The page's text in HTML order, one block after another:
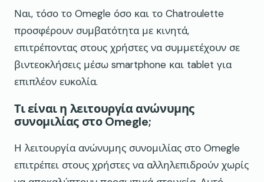
Ναι, τόσο το Omegle όσο και το Chatroulette
προσφέρουν συμβατότητα με κινητά,
επιτρέποντας στους χρήστες να συμμετέχουν σε
βιντεοκλήσεις μέσω smartphone και tablet για
επιπλέον ευκολία.
Τι είναι η λειτουργία ανώνυμης
συνομιλίας στο Omegle;
Η λειτουργία ανώνυμης συνομιλίας στο Omegle
επιτρέπει στους χρήστες να αλληλεπιδρούν χωρίς